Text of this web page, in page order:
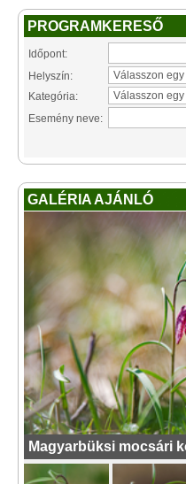
PROGRAMKERESŐ
Időpont:
Helyszín:
Kategória:
Esemény neve:
GALÉRIA AJÁNLÓ
Magyarbüksi mocsári